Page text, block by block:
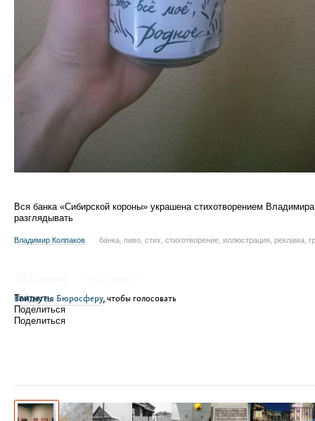
Вся банка «Сибирской короны» украшена стихотворением
разглядывать
Владимир Колпаков банка, пиво, стих, стихотворение, иллюстрация, реклама,
Войдите в Бюросферу, чтобы голосовать
Твитнуть
Поделиться
Поделиться